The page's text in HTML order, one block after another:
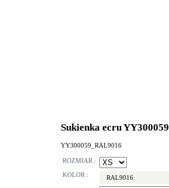
Sukienka ecru YY300059
YY300059_RAL9016
ROZMIAR :
KOLOR :
RAL9016